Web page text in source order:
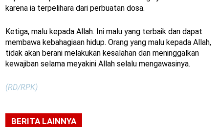
karena ia terpelihara dari perbuatan dosa.
Ketiga, malu kepada Allah. Ini malu yang terbaik dan dapat
membawa kebahagiaan hidup. Orang yang malu kepada Allah,
tidak akan berani melakukan kesalahan dan meninggalkan
kewajiban selama meyakini Allah selalu mengawasinya.
(RD/RPK)
BERITA LAINNYA